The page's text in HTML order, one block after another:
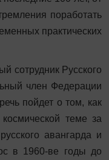
поработать
практических
сотрудник Русского
член Федерации
пойдет о том, как
теме за
авангарда и
в 1960-ве годы до